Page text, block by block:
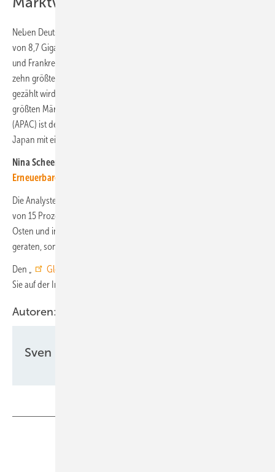
Neben Deutschland sind in Europa noch Spanien mit einem Zubau
von 8,7 Gigawatt, Italien mit 6,8 Gigawatt neu installierter Leistung
und Frankreich, wo 4,7 Gigawatt neu aufgebaut wurden, unter den
zehn größten Ländern. Auch die Türkei, die zum europäischen Markt
gezählt wird, erreicht mit 8,7 Gigawatt einen Platz unter den zehn
größten Märkten der Welt. Auch in der Region Asien und Pazifik
(APAC) ist der Zubau angestiegen. Der größte Einzelmarkt ist hier
Japan mit einem Zubau von 6,2 Gigawatt.
Nina Scheer:
Erneuerbaren vorankommen“
Die Analysten von SPE haben für gesamt Europa ein Marktwachstum
von 15 Prozent registriert – immerhin. Denn beispielsweise im Nahen
Osten und in Afrika ist das Marktwachstum nicht nur ins Stocken
geraten, sondern teilweise sogar zurückgegangen.
Den „ Global Market Outlook for Solar Power 2025-2029
Sie auf der Internetseite von SPE zum Download.
Autoren:
Sven Ullrich